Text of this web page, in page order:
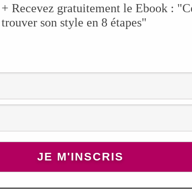
+ Recevez gratuitement le Ebook :
trouver son style en 8 étapes"